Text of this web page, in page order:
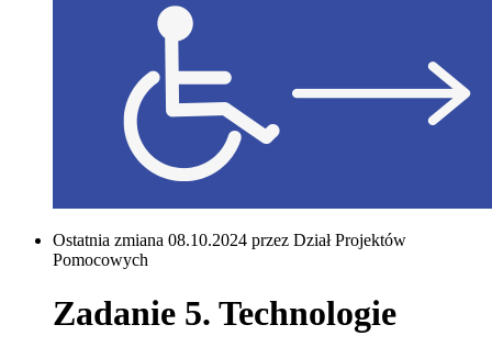
Ostatnia zmiana 08.10.2024 przez Dział Projektów
Pomocowych
Zadanie 5. Technologie